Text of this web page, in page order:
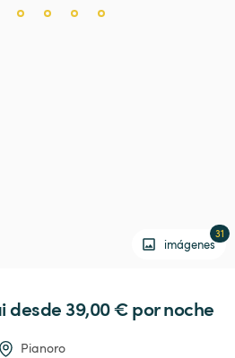
imágenes
31
desde 39,00 € por noche
Pianoro